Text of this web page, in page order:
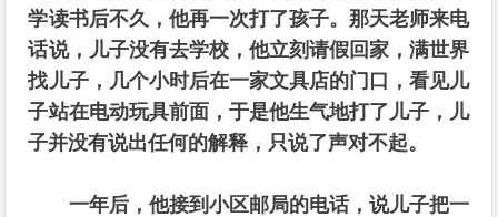
学读书后不久，他再一次打了孩子。 那天老师来电
话说，儿子没有去学校，他立刻请假回家，满世界
找儿子，几个小时后在一家文具店的门口，看见儿
子站在电动玩具前面，于是他生气地打了儿子，儿
子并没有说出任何的解释，只说了声对不起。
一年后，他接到小区邮局的电话，说儿子把一